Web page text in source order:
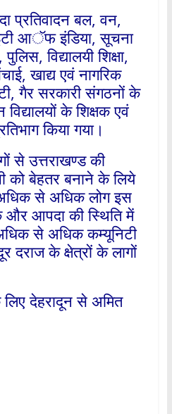
प्रतिवादन बल, वन,
आॅफ इंडिया, सूचना
विद्यालयी शिक्षा,
खाद्य एवं नागरिक
गैर सरकारी संगठनों के
विद्यालयों के शिक्षक एवं
किया गया।
से उत्तराखण्ड की
को बेहतर बनाने के लिये
से अधिक लोग इस
आपदा की स्थिति में
से अधिक कम्यूनिटी
दराज के क्षेत्रों के लागों
देहरादून से अमित